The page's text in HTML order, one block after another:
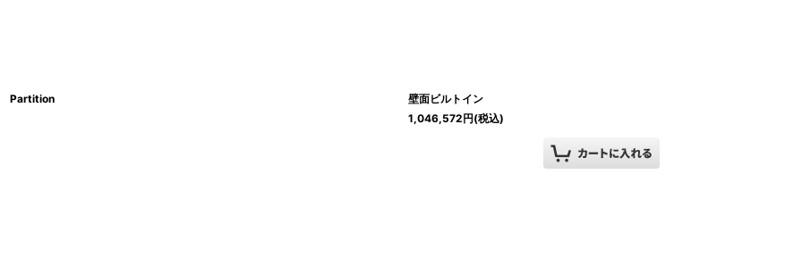
Partition
壁面ビルトイン
1,046,572円(税込)